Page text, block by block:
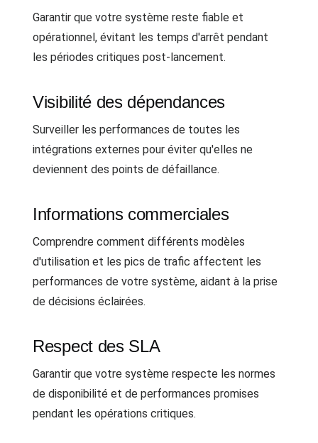
Garantir que votre système reste fiable et
opérationnel, évitant les temps d'arrêt pendant
les périodes critiques post-lancement.
Visibilité des dépendances
Surveiller les performances de toutes les
intégrations externes pour éviter qu'elles ne
deviennent des points de défaillance.
Informations commerciales
Comprendre comment différents modèles
d'utilisation et les pics de trafic affectent les
performances de votre système, aidant à la prise
de décisions éclairées.
Respect des SLA
Garantir que votre système respecte les normes
de disponibilité et de performances promises
pendant les opérations critiques.